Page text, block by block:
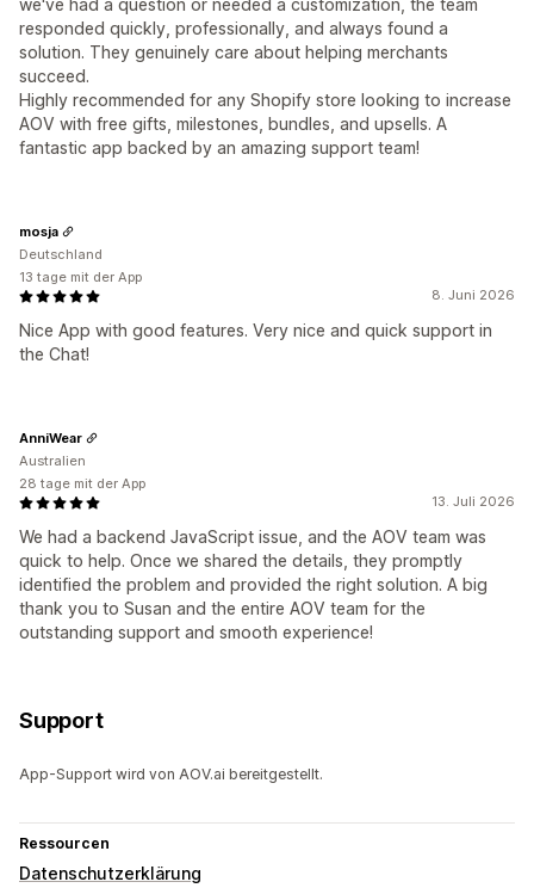
we've had a question or needed a customization, the team
responded quickly, professionally, and always found a
solution. They genuinely care about helping merchants
succeed.
Highly recommended for any Shopify store looking to increase
AOV with free gifts, milestones, bundles, and upsells. A
fantastic app backed by an amazing support team!
8. Juni 2026
Nice App with good features. Very nice and quick support in
the Chat!
mosja
Deutschland
13 tage mit der App
13. Juli 2026
We had a backend JavaScript issue, and the AOV team was
quick to help. Once we shared the details, they promptly
identified the problem and provided the right solution. A big
thank you to Susan and the entire AOV team for the
outstanding support and smooth experience!
AnniWear
Australien
28 tage mit der App
Support
App-Support wird von AOV.ai bereitgestellt.
Ressourcen
Datenschutzerklärung